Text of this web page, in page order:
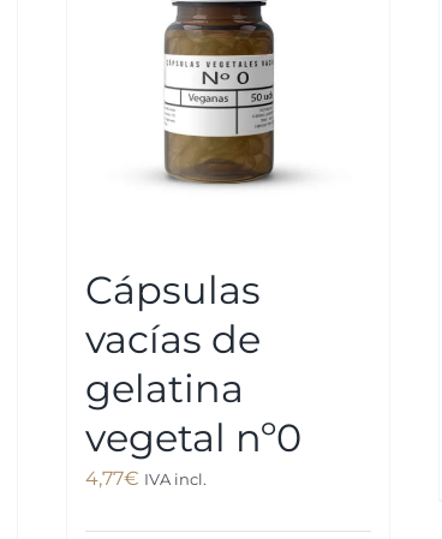
Cápsulas
vacías de
gelatina
vegetal nº0
4,77€ IVA incl.